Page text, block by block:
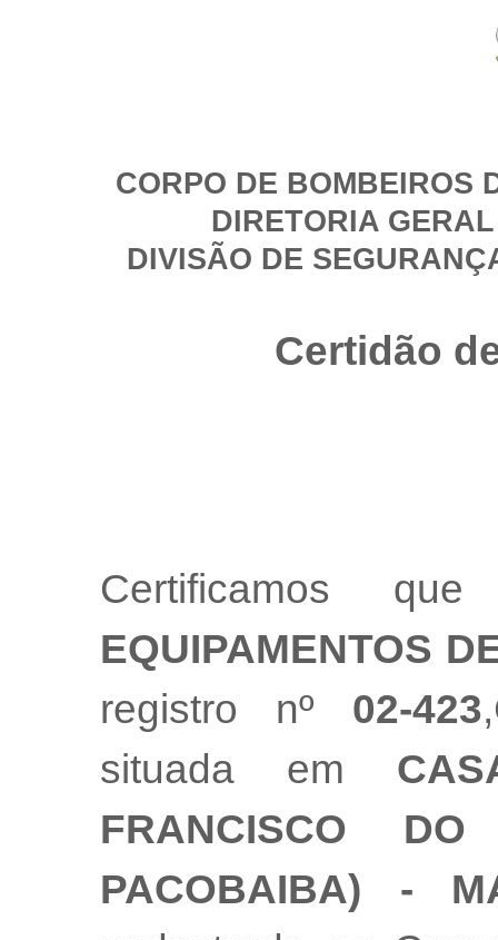
CORPO DE BOMBEIROS
DIRETORIA
DIVISÃO DE
Certidão
Certificamos
EQUIPAMENTOS
registro nº 02-423
situada em
FRANCISCO
PACOBAIBA) -